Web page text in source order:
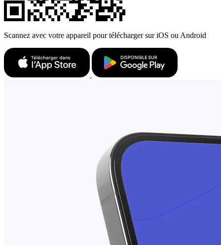
Scannez avec votre appareil pour télécharger sur iOS ou Android